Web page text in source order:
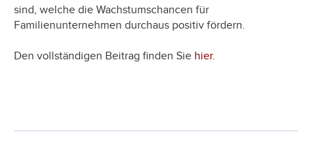
sind, welche die Wachstumschancen für
Familienunternehmen durchaus positiv fördern.
Den vollständigen Beitrag finden Sie hier.